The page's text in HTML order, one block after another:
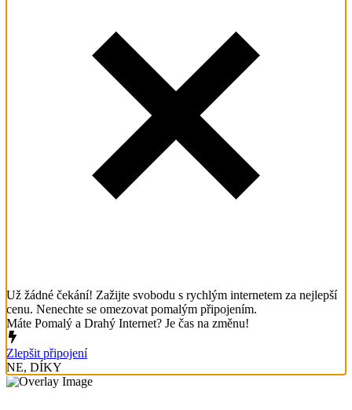
Už žádné čekání! Zažijte svobodu s rychlým internetem za nejlepší
cenu. Nenechte se omezovat pomalým připojením.
Máte Pomalý a Drahý Internet? Je čas na změnu!
Zlepšit připojení
NE, DÍKY